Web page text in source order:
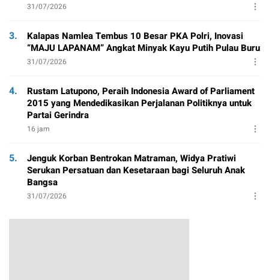
31/07/2026
3.
Kalapas Namlea Tembus 10 Besar PKA Polri, Inovasi
“MAJU LAPANAM” Angkat Minyak Kayu Putih Pulau Buru
31/07/2026
4.
Rustam Latupono, Peraih Indonesia Award of Parliament
2015 yang Mendedikasikan Perjalanan Politiknya untuk
Partai Gerindra
16 jam
5.
Jenguk Korban Bentrokan Matraman, Widya Pratiwi
Serukan Persatuan dan Kesetaraan bagi Seluruh Anak
Bangsa
31/07/2026